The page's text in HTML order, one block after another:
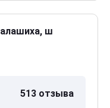
ш
513 отзыва